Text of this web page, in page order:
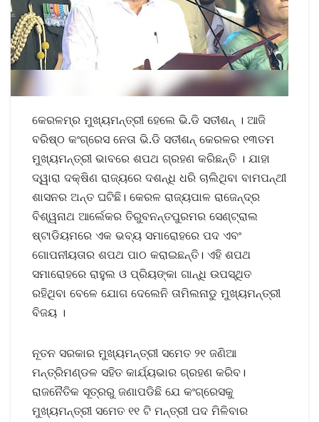
କେରଳମ୍‌ର ମୁଖ୍ୟମନ୍ତ୍ରୀ ହେଲେ ଭି.ଡି ସତୀଶନ୍‌ । ଆଜି
ବରିଷ୍ଠ କଂଗ୍ରେସ ନେତା ଭି.ଡି ସତୀଶନ୍‌ କେରଳର ୧୩ତମ
ମୁଖ୍ୟମନ୍ତ୍ରୀ ଭାବରେ ଶପଥ ଗ୍ରହଣ କରିଛନ୍ତି । ଯାହା
ଦ୍ୱାରା ଦକ୍ଷିଣ ରାଜ୍ୟରେ ଦଶନ୍ଧି ଧରି ଚାଲିଥିବା ବାମପନ୍ଥୀ
ଶାସନର ଅନ୍ତ ଘଟିଛି। କେରଳ ରାଜ୍ୟପାଳ ରାଜେନ୍ଦ୍ର
ବିଶ୍ୱନାଥ ଆର୍ଲେକର ତିରୁବନନ୍ତପୁରମର ସେଣ୍ଟ୍ରାଲ
ଷ୍ଟାଡିୟମରେ ଏକ ଭବ୍ୟ ସମାରୋହରେ ପଦ ଏବଂ
ଗୋପନୀୟତାର ଶପଥ ପାଠ କରାଇଛନ୍ତି। ଏହି ଶପଥ
ସମାରୋହରେ ରାହୁଲ ଓ ପ୍ରିୟଙ୍କା ଗାନ୍ଧି ଉପସ୍ଥିତ
ରହିଥିବା ବେଳେ ଯୋଗ ଦେଲେନି ତାମିଲନାଡୁ ମୁଖ୍ୟମନ୍ତ୍ରୀ
ବିଜୟ ।
ନୂତନ ସରକାର ମୁଖ୍ୟମନ୍ତ୍ରୀ ସମେତ ୨୧ ଜଣିଆ
ମନ୍ତ୍ରିମଣ୍ଡଳ ସହିତ କାର୍ଯ୍ୟଭାର ଗ୍ରହଣ କରିବ।
ରାଜନୈତିକ ସୂତ୍ରରୁ ଜଣାପଡିଛି ଯେ କଂଗ୍ରେସକୁ
ମୁଖ୍ୟମନ୍ତ୍ରୀ ସମେତ ୧୧ ଟି ମନ୍ତ୍ରୀ ପଦ ମିଳିବାର